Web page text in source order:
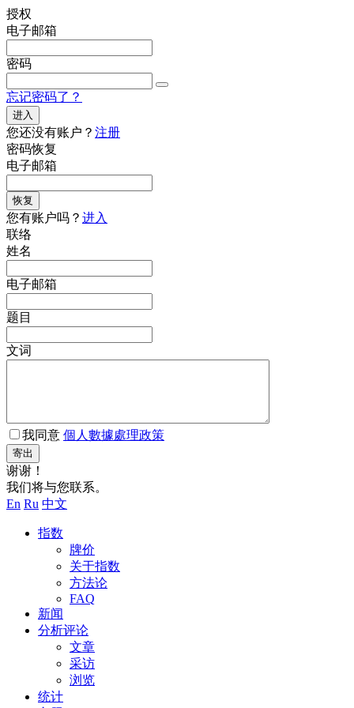
授权
电子邮箱
密码
忘记密码了？
进入
您还没有账户？ 注册
密码恢复
电子邮箱
恢复
您有账户吗？ 进入
联络
姓名
电子邮箱
题目
文词
我同意 個人數據處理政策
寄出
谢谢！
我们将与您联系。
En Ru 中文
指数
牌价
关于指数
方法论
FAQ
新闻
分析评论
文章
采访
浏览
统计